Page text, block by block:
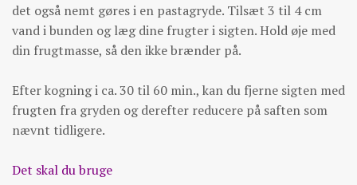
det også nemt gøres i en pastagryde. Tilsæt 3 til 4 cm
vand i bunden og læg dine frugter i sigten. Hold øje med
din frugtmasse, så den ikke brænder på.
Efter kogning i ca. 30 til 60 min., kan du fjerne sigten med
frugten fra gryden og derefter reducere på saften som
nævnt tidligere.
Det skal du bruge